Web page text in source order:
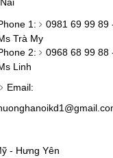
1:
0981 69 99 89
Trà My
2:
0968 68 99 88
Linh
Email:
- Hưng Yên